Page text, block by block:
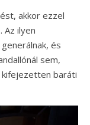
akkor ezzel
Az ilyen
és
sem,
kifejezetten baráti